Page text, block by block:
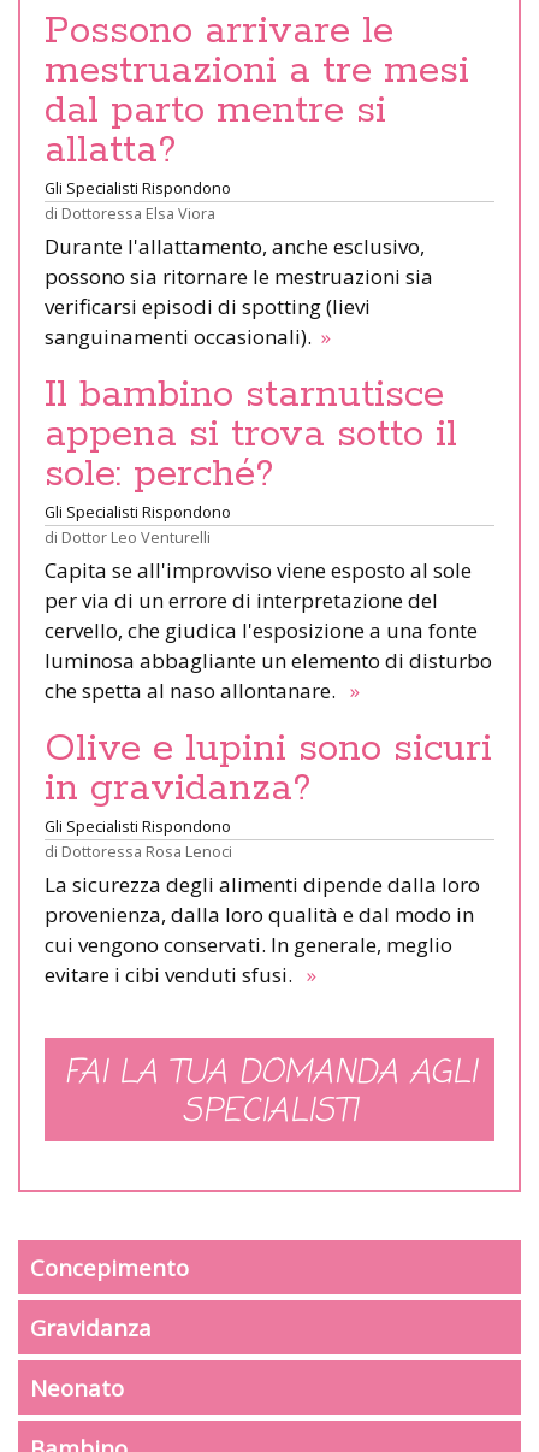
Possono arrivare le
mestruazioni a tre mesi
dal parto mentre si
allatta?
Gli Specialisti Rispondono
di Dottoressa Elsa Viora
Durante l'allattamento, anche esclusivo,
possono sia ritornare le mestruazioni sia
verificarsi episodi di spotting (lievi
sanguinamenti occasionali). »
Il bambino starnutisce
appena si trova sotto il
sole: perché?
Gli Specialisti Rispondono
di Dottor Leo Venturelli
Capita se all'improvviso viene esposto al sole
per via di un errore di interpretazione del
cervello, che giudica l'esposizione a una fonte
luminosa abbagliante un elemento di disturbo
che spetta al naso allontanare. »
Olive e lupini sono sicuri
in gravidanza?
Gli Specialisti Rispondono
di Dottoressa Rosa Lenoci
La sicurezza degli alimenti dipende dalla loro
provenienza, dalla loro qualità e dal modo in
cui vengono conservati. In generale, meglio
evitare i cibi venduti sfusi. »
FAI LA TUA DOMANDA AGLI
SPECIALISTI
Concepimento
Gravidanza
Neonato